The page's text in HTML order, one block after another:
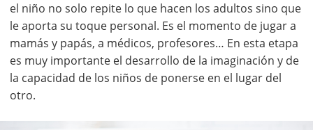
el niño no solo repite lo que hacen los adultos sino que
le aporta su toque personal. Es el momento de jugar a
mamás y papás, a médicos, profesores… En esta etapa
es muy importante el desarrollo de la imaginación y de
la capacidad de los niños de ponerse en el lugar del
otro.